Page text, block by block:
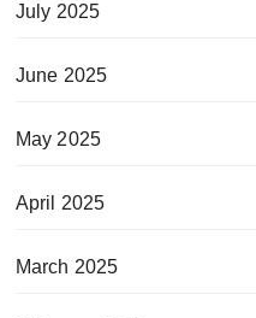
July 2025
June 2025
May 2025
April 2025
March 2025